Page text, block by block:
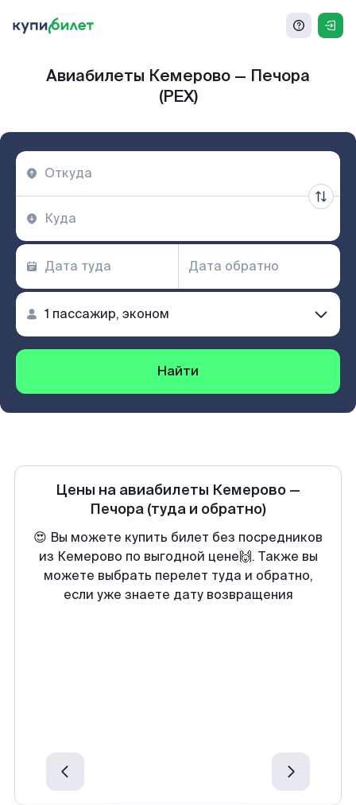
Авиабилеты Кемерово — Печора
(PEX)
Найти
Цены на авиабилеты Кемерово —
Печора (туда и обратно)
😍 Вы можете купить билет без посредников
из Кемерово по выгодной цене🙌. Также вы
можете выбрать перелет туда и обратно,
если уже знаете дату возвращения